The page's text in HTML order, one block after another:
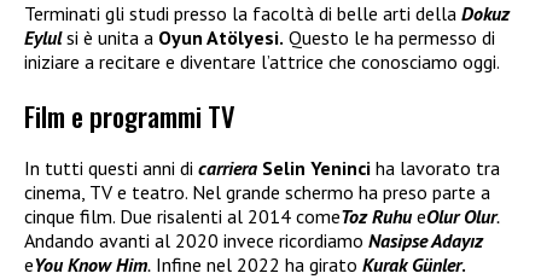
Terminati gli studi presso la facoltà di belle arti della Dokuz
Eylulsi è unita a Oyun Atölyesi. Questo le ha permesso di
iniziare a recitare e diventare l’attrice che conosciamo oggi.
Film e programmi TV
In tutti questi anni di carriera Selin Yeninci ha lavorato tra
cinema, TV e teatro. Nel grande schermo ha preso parte a
cinque film. Due risalenti al 2014 comeToz RuhueOlur Olur.
Andando avanti al 2020 invece ricordiamo Nasipse Adayız
eYou Know Him. Infine nel 2022 ha girato Kurak Günler.